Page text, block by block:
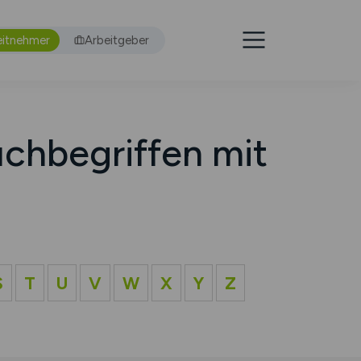
Arbeitgeber
mit
T U V W X Y Z